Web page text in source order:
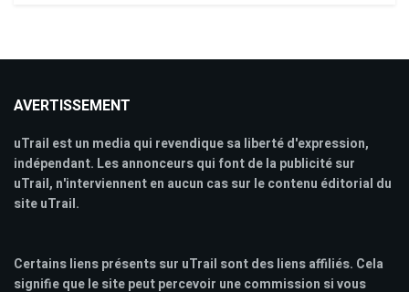
AVERTISSEMENT
uTrail est un media qui revendique sa liberté d'expression,
indépendant. Les annonceurs qui font de la publicité sur
uTrail, n'interviennent en aucun cas sur le contenu éditorial du
site uTrail.
Certains liens présents sur uTrail sont des liens affiliés. Cela
signifie que le site peut percevoir une commission si vous